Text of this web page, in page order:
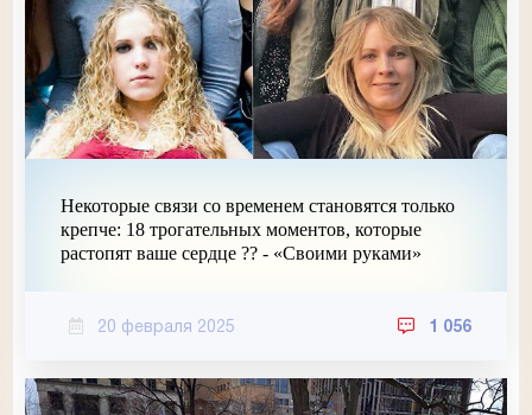
Некоторые связи со временем становятся только
крепче: 18 трогательных моментов, которые
растопят ваше сердце ?? - «Своими руками»
20 февраля 2025 1 056